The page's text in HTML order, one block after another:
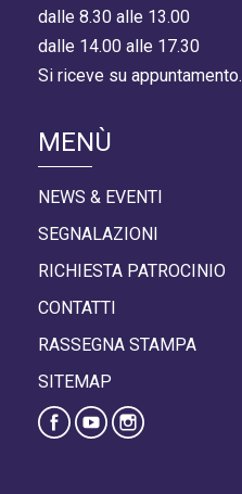
dalle 8.30 alle 13.00
dalle 14.00 alle 17.30
Si riceve su appuntamento.
MENÙ
NEWS & EVENTI
SEGNALAZIONI
RICHIESTA PATROCINIO
CONTATTI
RASSEGNA STAMPA
SITEMAP